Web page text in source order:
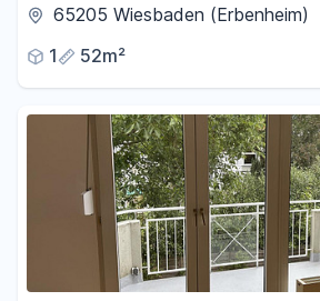
Erstbezug
65205 Wiesbaden (Erbenheim)
1
52m²